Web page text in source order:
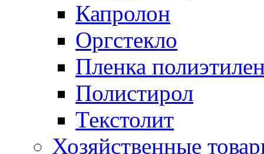
Капролон
Оргстекло
Пленка
Полистирол
Текстолит
Хозяйственные